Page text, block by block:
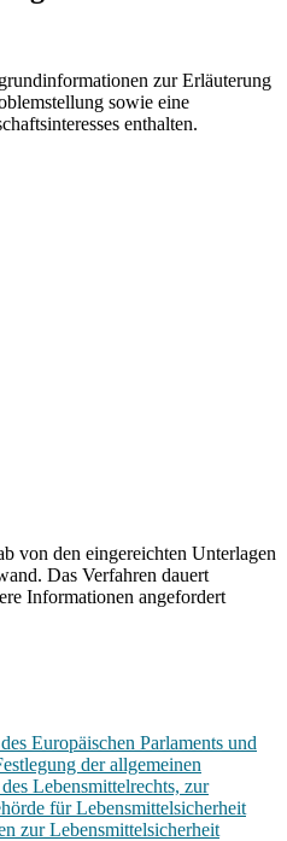
zur Erläuterung
sowie eine
enthalten.
von den eingereichten Unterlagen
Das Verfahren dauert
Informationen angefordert
Europäischen Parlaments und
der allgemeinen
Lebensmittelrechts, zur
für Lebensmittelsicherheit
zur Lebensmittelsicherheit